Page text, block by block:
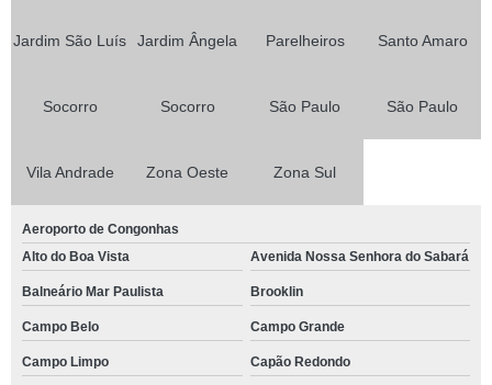
Jardim São Luís Jardim Ângela Parelheiros Santo Amaro
Socorro Socorro São Paulo São Paulo
Vila Andrade Zona Oeste Zona Sul
Aeroporto de Congonhas
Alto do Boa Vista
Avenida Nossa Senhora do Sabará
Balneário Mar Paulista Brooklin
Campo Belo Campo Grande
Campo Limpo Capão Redondo